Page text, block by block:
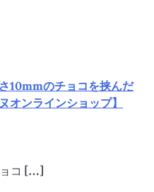
10mmのチョコを挟んだ
オンラインショップ】
ョコ […]